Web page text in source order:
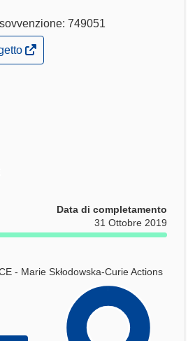
749051
Data di completamento
31 Ottobre 2019
- Marie Skłodowska-Curie Actions